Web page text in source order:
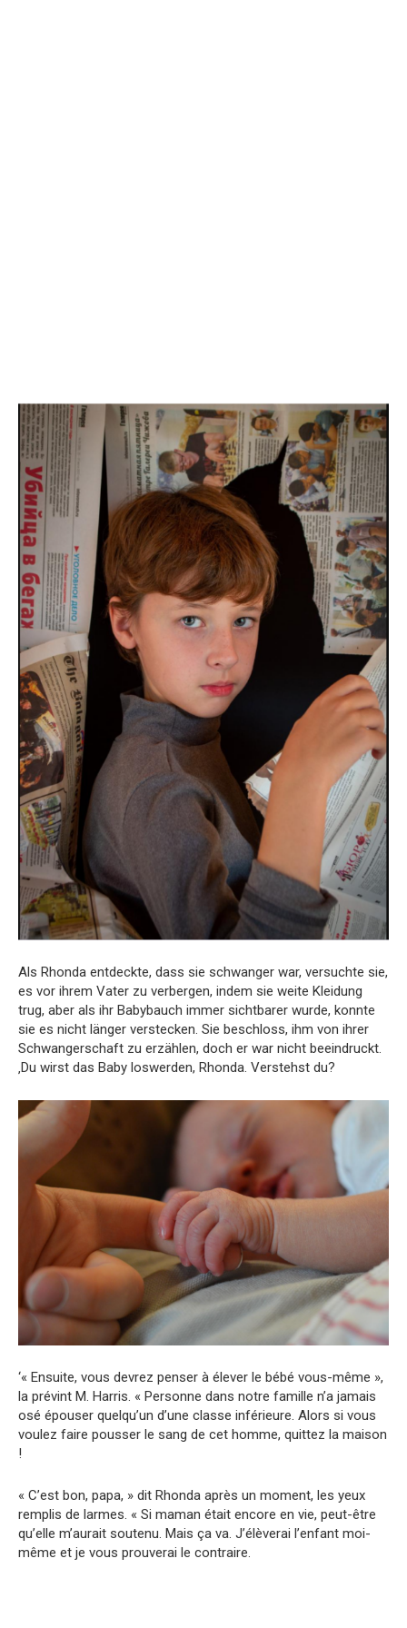
Als Rhonda entdeckte, dass sie schwanger war, versuchte sie,
es vor ihrem Vater zu verbergen, indem sie weite Kleidung
trug, aber als ihr Babybauch immer sichtbarer wurde, konnte
sie es nicht länger verstecken. Sie beschloss, ihm von ihrer
Schwangerschaft zu erzählen, doch er war nicht beeindruckt.
‚Du wirst das Baby loswerden, Rhonda. Verstehst du?
‘« Ensuite, vous devrez penser à élever le bébé vous-même »,
la prévint M. Harris. « Personne dans notre famille n’a jamais
osé épouser quelqu’un d’une classe inférieure. Alors si vous
voulez faire pousser le sang de cet homme, quittez la maison
!
« C’est bon, papa, » dit Rhonda après un moment, les yeux
remplis de larmes. « Si maman était encore en vie, peut-être
qu’elle m’aurait soutenu. Mais ça va. J’élèverai l’enfant moi-
même et je vous prouverai le contraire.